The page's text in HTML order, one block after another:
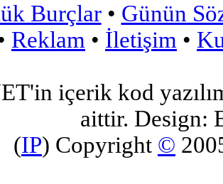
Burçlar• Günün
Reklam • İletişim •
içerik kod
aittir. Design:
(IP) Copyright ©